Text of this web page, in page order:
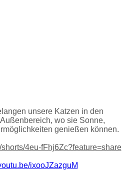
unsere Katzen in den
wo sie Sonne,
genießen können.
4eu-fFhj6Zc?feature=share
ixooJZazguM